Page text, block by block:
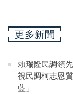
更多新聞
賴瑞隆民調領
視民調柯志恩
藍」